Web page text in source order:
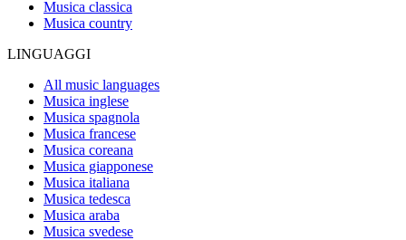
Musica classica
Musica country
LINGUAGGI
All music languages
Musica inglese
Musica spagnola
Musica francese
Musica coreana
Musica giapponese
Musica italiana
Musica tedesca
Musica araba
Musica svedese